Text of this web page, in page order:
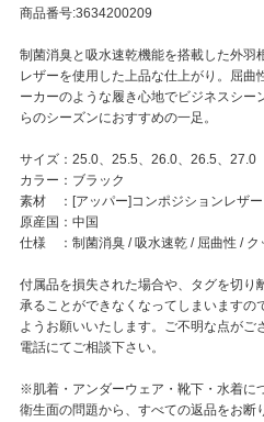
商品番号:3634200209
制菌消臭と吸水速乾機能を搭載した外羽
レザーを使用した上品な仕上がり。屈曲
ーカーのような履き心地でビジネスシ
らのシーズンにおすすめの一足。
サイズ：25.0、25.5、26.0、26.5、27.0
カラー：ブラック
素材 ：[アッパー]コンポジションレザー
原産国：中国
仕様 ：制菌消臭 / 吸水速乾 / 屈曲性 / ク
付属品を損失された場合や、タグを切り
承ることができなくなってしまいますの
ようお願いいたします。ご不明な点がご
電話にてご相談下さい。
※肌着・アンダーウェア・靴下・水着に
衛生面の問題から、すべての返品をお断